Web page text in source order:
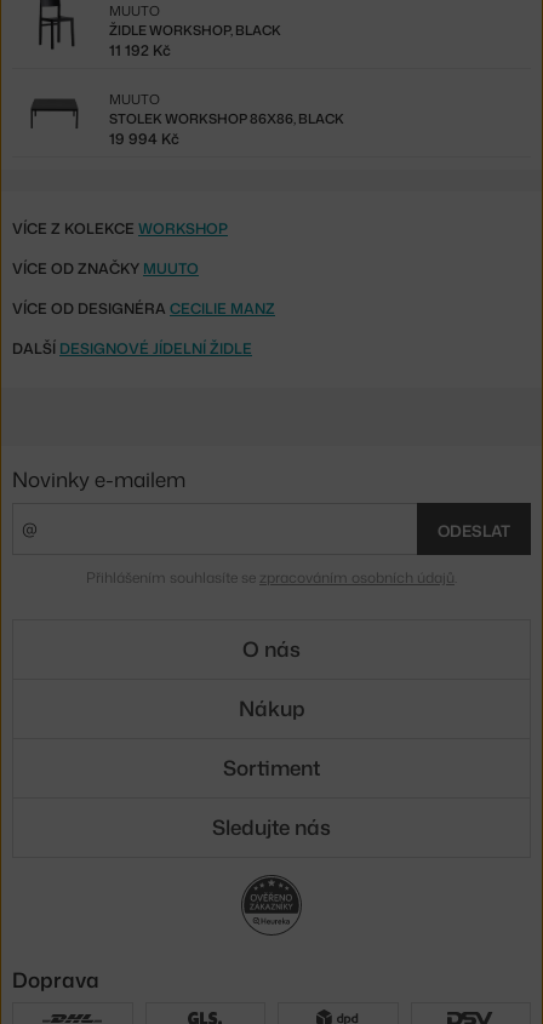
ŽIDLE WORKSHOP, BLACK
MUUTO
11 192 Kč
STOLEK WORKSHOP 86X86, BLACK
MUUTO
19 994 Kč
VÍCE Z KOLEKCE WORKSHOP
VÍCE OD ZNAČKY MUUTO
VÍCE OD DESIGNÉRA CECILIE MANZ
DALŠÍ DESIGNOVÉ JÍDELNÍ ŽIDLE
Novinky e-mailem
ODESLAT
Přihlášením souhlasíte se zpracováním osobních údajů
O nás
Nákup
Sortiment
Sledujte nás
Doprava